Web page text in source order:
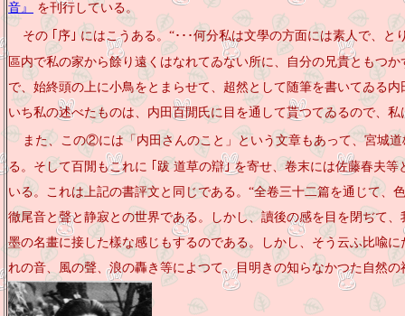
音』
を刊行している。
その ｢序｣ にはこうある。“･･･何分私は文學の方面には素人で、
區内で私の家から餘り遠くはなれてゐない所に、自分の兄貴ともつ
で、始終頭の上に小鳥をとまらせて、超然として随筆を書いてゐる
いち私の述べたものは、内田百閒氏に目を通して貰つてゐるので、私
また、この②には「内田さんのこと」という文章もあって、宮城
る。そして百閒もこれに ｢跋 道草の辯｣ を寄せ、卷末には佐藤春夫
いる。これは上記の書評文と同じである。“全卷三十二篇を通じて、
徹尾音と聲と静寂との世界である。しかし、讀後の感を目を閉ぢて
墨の名畫に接した樣な感じもするのである。しかし、そう云ふ比喩
れの音、風の聲、浪の轟き等によつて、目明きの知らなかつた自然